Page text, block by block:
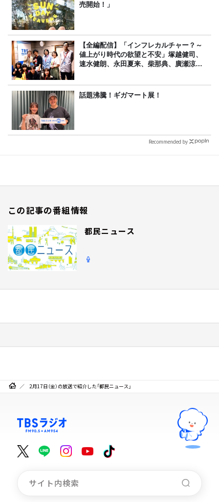
売開始！」
【全編配信】「インフレカルチャー？～
値上がり時代の欲望と不安」塚越健司、
速水健朗、永田夏来、柴那典、廣瀬涼、
話題沸騰！ギガマート展！
Recommended by
この記事の番組情報
都民ニュース
2月17日（金）の放送で紹介した「都民ニュース」